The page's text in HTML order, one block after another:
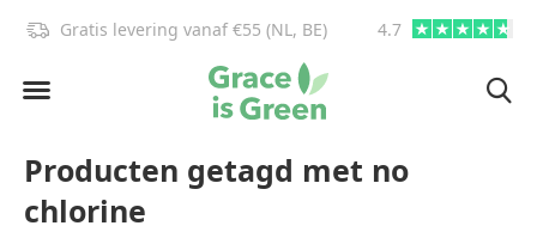
Gratis levering vanaf €55 (NL, BE) 4.7
Producten getagd met no
chlorine